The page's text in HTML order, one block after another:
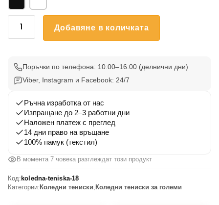
количество
18
Добавяне в количката
Поръчки по телефона: 10:00–16:00 (делнични дни)
Viber, Instagram и Facebook: 24/7
Ръчна изработка от нас
Изпращане до 2–3 работни дни
Наложен платеж с преглед
14 дни право на връщане
100% памук (текстил)
В момента 7 човека разглеждат този продукт
Код:koledna-teniska-18
Категории:Коледни тениски Коледни тениски за големи